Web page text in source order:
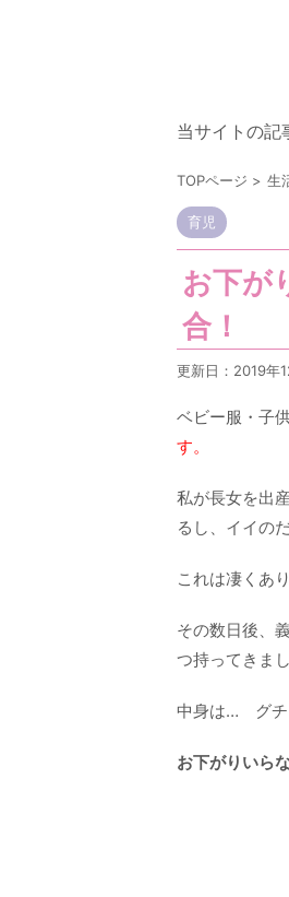
当サイトの記
TOPページ > 生
育児
お下が
合！
更新日： 2019年
ベビー服・子
す。
私が長女を出
るし、イイの
これは凄くあ
その数日後、
つ持ってきまし
中身は… グチ
お下がりいら